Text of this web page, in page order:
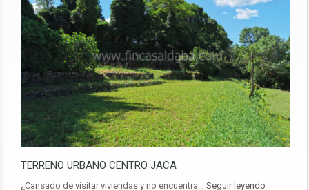
TERRENO URBANO CENTRO JACA
¿Cansado de visitar viviendas y no encuentra… Seguir leyendo